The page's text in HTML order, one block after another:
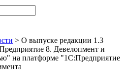
> О выпуске редакции 1.3
8. Девелопмент и
на платформе "1С:Предприятие